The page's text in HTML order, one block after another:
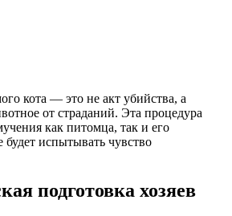
кота — это не акт убийства, а
от страданий. Эта процедура
как питомца, так и его
будет испытывать чувство
подготовка хозяев